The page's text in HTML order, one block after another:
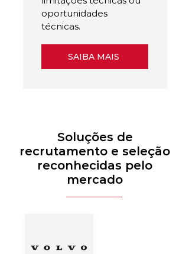
oportunidades
técnicas.
SAIBA MAIS
Soluções de
recrutamento e seleção
reconhecidas pelo
mercado